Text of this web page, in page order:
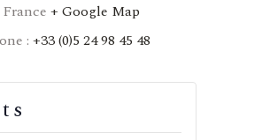
France + Google Map
: +33 (0)5 24 98 45 48